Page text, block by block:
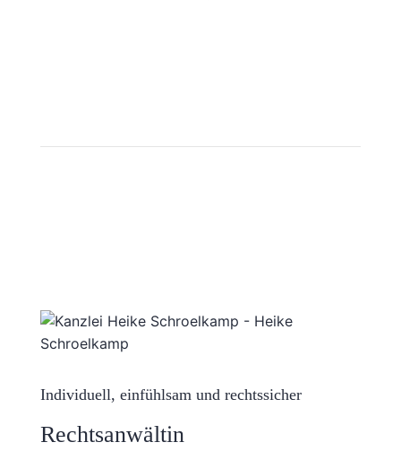
Individuell, einfühlsam und rechtssicher
Rechtsanwältin